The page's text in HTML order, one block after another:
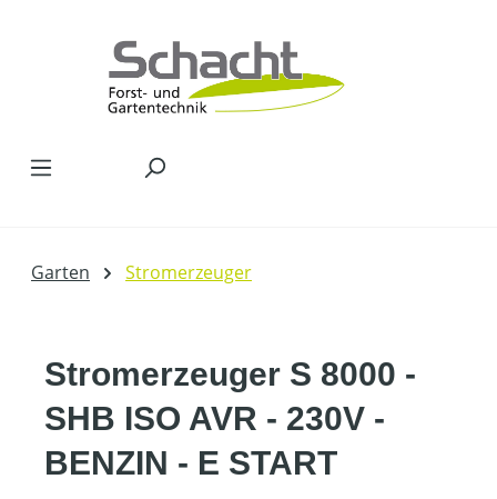
Garten Stromerzeuger
Stromerzeuger S 8000 -
SHB ISO AVR - 230V -
BENZIN - E START